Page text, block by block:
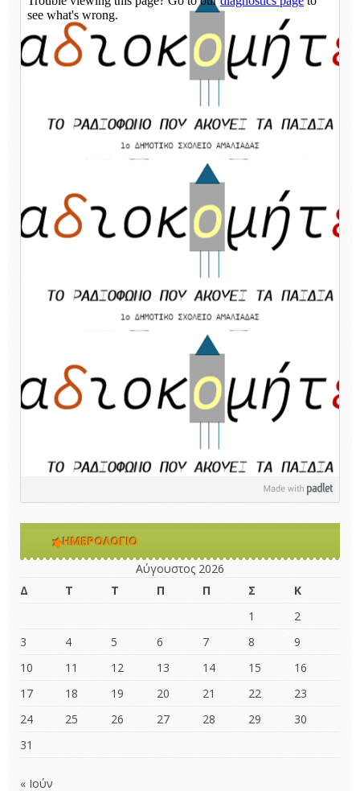
ΗΜΕΡΟΛΌΓΙΟ
Αύγουστος 2026
Δ
Τ Τ Π Π Σ
Κ
1
2
3
4 5 6 7 8
9
10
11 12 13 14 15
16
17
18 19 20 21 22
23
24
25 26 27 28 29
30
31
« Ιούν